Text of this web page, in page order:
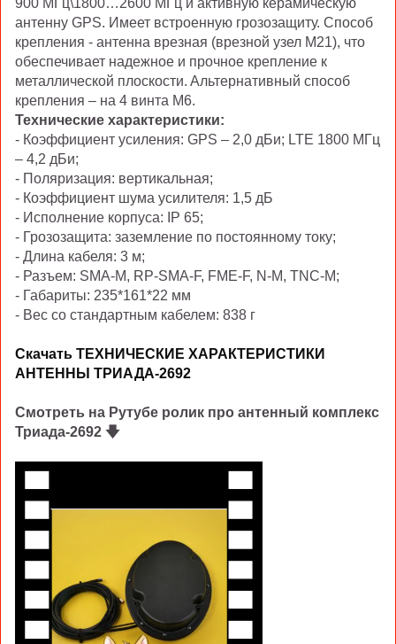
900 МГц\1800…2600 МГц и активную керамическую
антенну GPS. Имеет встроенную грозозащиту. Способ
крепления - антенна врезная (врезной узел М21), что
обеспечивает надежное и прочное крепление к
металлической плоскости. Альтернативный способ
крепления – на 4 винта М6.
Технические характеристики:
- Коэффициент усиления: GPS – 2,0 дБи; LTE 1800 МГц
– 4,2 дБи;
- Поляризация: вертикальная;
- Коэффициент шума усилителя: 1,5 дБ
- Исполнение корпуса: IP 65;
- Грозозащита: заземление по постоянному току;
- Длина кабеля: 3 м;
- Разъем: SMA-M, RP-SMA-F, FME-F, N-M, TNC-M;
- Габариты: 235*161*22 мм
- Вес со стандартным кабелем: 838 г
Скачать ТЕХНИЧЕСКИЕ ХАРАКТЕРИСТИКИ
АНТЕННЫ ТРИАДА-2692
Смотреть на Рутубе ролик про антенный комплекс
Триада-2692 🡇